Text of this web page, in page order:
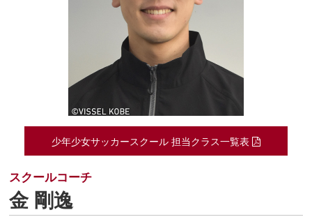
少年少女サッカースクール 担当クラス一覧表
スクールコーチ
金 剛逸